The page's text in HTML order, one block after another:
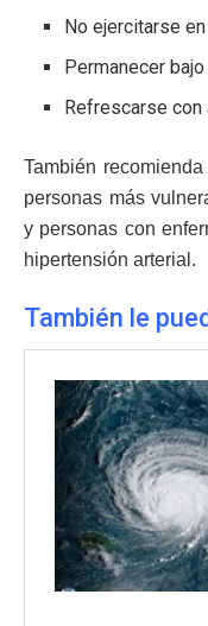
No ejercitarse
Permanecer
Refrescarse con
También
personas más
y personas con
hipertensión arterial.
También le